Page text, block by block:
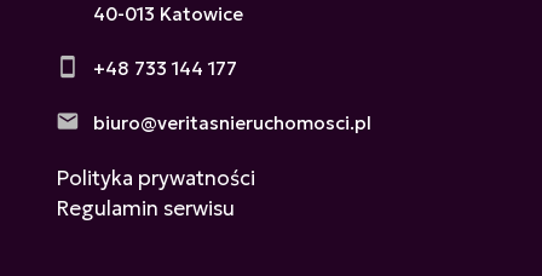
40-013 Katowice
+48 733 144 177
biuro@veritasnieruchomosci.pl
Polityka prywatności
Regulamin serwisu